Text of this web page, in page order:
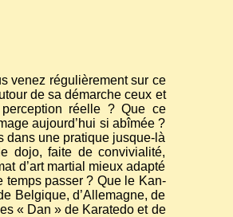
venez régulièrement sur ce
de sa démarche ceux et
réelle ? Que ce
aujourd’hui si abîmée ?
dans une pratique jusque-là
dojo, faite de convivialité,
d’art martial mieux adapté
temps passer ? Que le Kan-
Belgique, d’Allemagne, de
« Dan » de Karatedo et de